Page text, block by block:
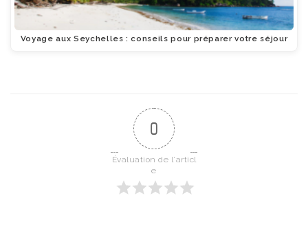
Voyage aux Seychelles : conseils pour préparer votre séjour
0
Évaluation de l'articl
e